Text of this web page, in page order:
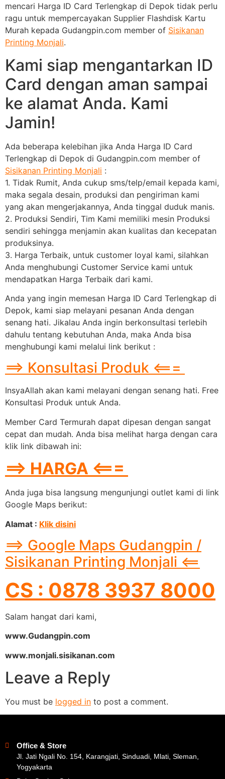
mencari Harga ID Card Terlengkap di Depok tidak perlu
ragu untuk mempercayakan Supplier Flashdisk Kartu
Murah kepada Gudangpin.com member of Sisikanan
Printing Monjali.
Kami siap mengantarkan ID
Card dengan aman sampai
ke alamat Anda. Kami
Jamin!
Ada beberapa kelebihan jika Anda Harga ID Card
Terlengkap di Depok di Gudangpin.com member of
Sisikanan Printing Monjali :
1. Tidak Rumit, Anda cukup sms/telp/email kepada kami,
maka segala desain, produksi dan pengiriman kami
yang akan mengerjakannya, Anda tinggal duduk manis.
2. Produksi Sendiri, Tim Kami memiliki mesin Produksi
sendiri sehingga menjamin akan kualitas dan kecepatan
produksinya.
3. Harga Terbaik, untuk customer loyal kami, silahkan
Anda menghubungi Customer Service kami untuk
mendapatkan Harga Terbaik dari kami.
Anda yang ingin memesan Harga ID Card Terlengkap di
Depok, kami siap melayani pesanan Anda dengan
senang hati. Jikalau Anda ingin berkonsultasi terlebih
dahulu tentang kebutuhan Anda, maka Anda bisa
menghubungi kami melalui link berikut :
==> Konsultasi Produk <===
InsyaAllah akan kami melayani dengan senang hati. Free
Konsultasi Produk untuk Anda.
Member Card Termurah dapat dipesan dengan sangat
cepat dan mudah. Anda bisa melihat harga dengan cara
klik link dibawah ini:
==> HARGA <===
Anda juga bisa langsung mengunjungi outlet kami di link
Google Maps berikut:
Alamat : Klik disini
==> Google Maps Gudangpin /
Sisikanan Printing Monjali <==
CS : 0878 3937 8000
Salam hangat dari kami,
www.Gudangpin.com
www.monjali.sisikanan.com
Leave a Reply
You must be logged in to post a comment.
Office & Store
Jl. Jati Ngali No. 154, Karangjati, Sinduadi, Mlati, Sleman,
Yogyakarta